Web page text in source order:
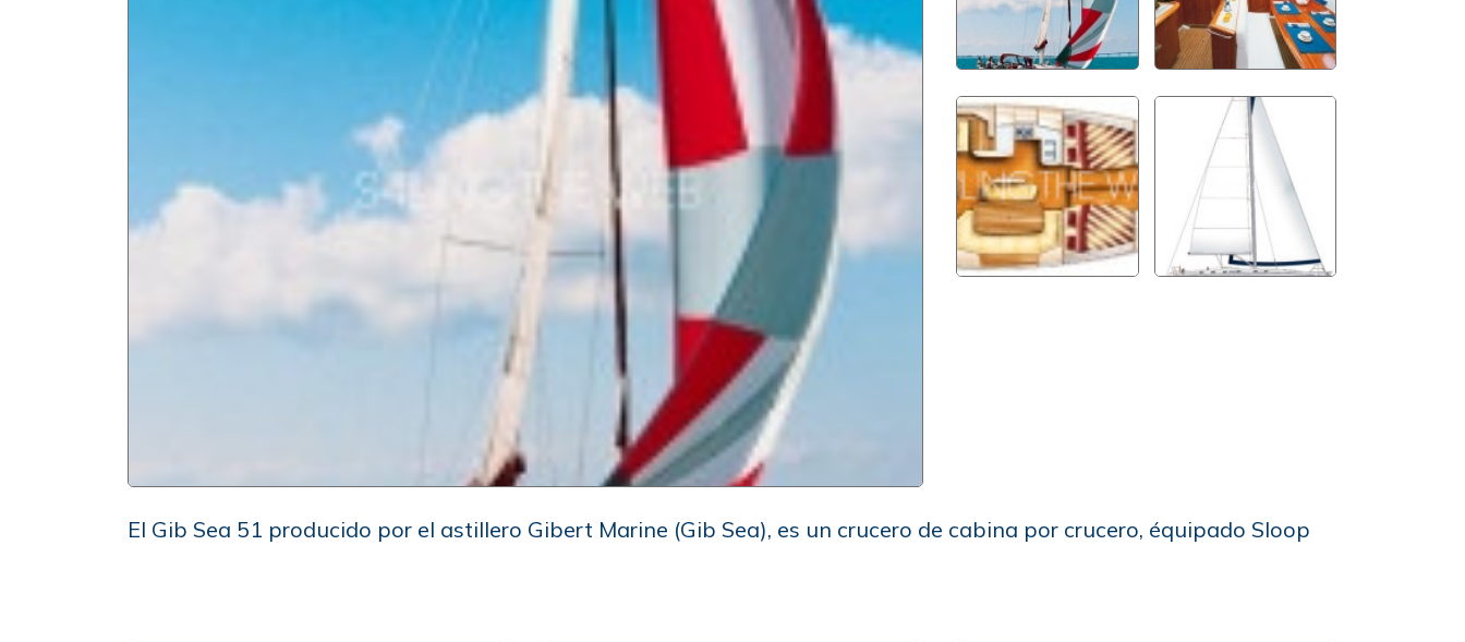
El Gib Sea 51 producido por el astillero Gibert Marine (Gib Sea), es un crucero de cabina por crucero, équipado Sloop